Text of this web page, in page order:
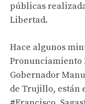
públicas
Libertad.
Hace algunos
Pronunciamiento
Gobernador
de Trujillo, están